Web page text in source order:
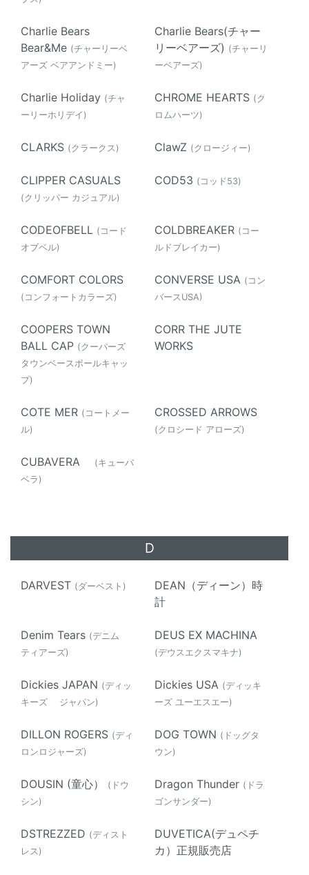
Charlie Bears
Bear&Me (チャーリーベ
アーズ ベアアンドミー)
Charlie Bears(チャー
リーベアーズ) (チャーリ
ーベアーズ)
Charlie Holiday (チャ
ーリーホリデイ)
CHROME HEARTS (ク
ロムハーツ)
CLARKS (クラークス) ClawZ (クロージィー)
CLIPPER CASUALS
(クリッパー カジュアル)
COD53 (コッド53)
CODEOFBELL (コード
オブベル)
COLDBREAKER (コー
ルドブレイカー)
COMFORT COLORS
(コンフォートカラーズ)
CONVERSE USA (コン
バースUSA)
COOPERS TOWN
BALL CAP (クーパーズ
タウンベースボールキャッ
プ)
CORR THE JUTE
WORKS
COTE MER (コートメー
ル)
CROSSED ARROWS
(クロシード アローズ)
CUBAVERA
(キューバ
ベラ)
D
DARVEST (ダーベスト)
DEAN（ディーン）時
計
Denim Tears (デニム
ティアーズ)
DEUS EX MACHINA
(デウスエクスマキナ)
Dickies JAPAN (ディッ
キーズ ジャパン)
Dickies USA (ディッキ
ーズ ユーエスエー)
DILLON ROGERS (ディ
ロンロジャーズ)
DOG TOWN (ドッグタ
ウン)
DOUSIN (童心）
(ドウ
シン)
Dragon Thunder (ドラ
ゴンサンダー)
DSTREZZED (ディスト
レス)
DUVETICA(デュペチ
カ）正規販売店